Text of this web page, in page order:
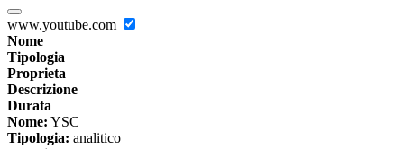
www.youtube.com
Nome
Tipologia
Proprieta
Descrizione
Durata
Nome: YSC
Tipologia: analitico